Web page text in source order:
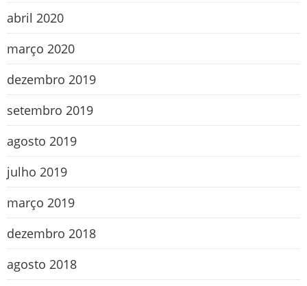
abril 2020
março 2020
dezembro 2019
setembro 2019
agosto 2019
julho 2019
março 2019
dezembro 2018
agosto 2018